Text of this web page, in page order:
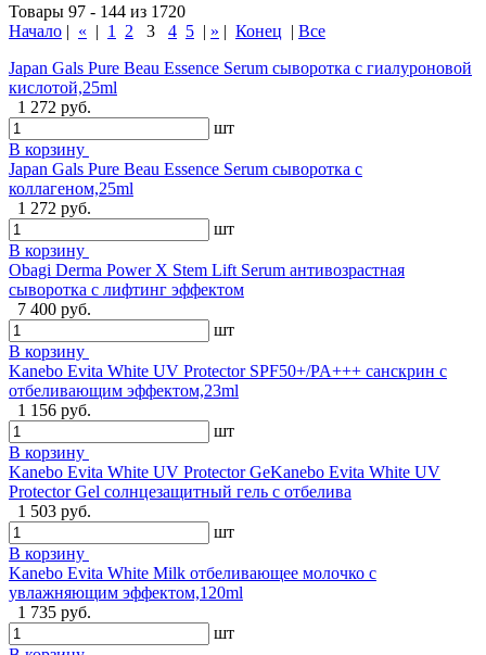
Товары 97 - 144 из 1720
Начало | « | 1 2 3 4 5 | » | Конец | Все
Japan Gals Pure Beau Essence Serum сыворотка с гиалуроновой
кислотой,25ml
1 272 руб.
шт
В корзину
Japan Gals Pure Beau Essence Serum сыворотка с
коллагеном,25ml
1 272 руб.
шт
В корзину
Obagi Derma Power X Stem Lift Serum антивозрастная
сыворотка с лифтинг эффектом
7 400 руб.
шт
В корзину
Kanebo Evita White UV Protector SPF50+/PA+++ санскрин с
отбеливающим эффектом,23ml
1 156 руб.
шт
В корзину
Kanebo Evita White UV Protector GeKanebo Evita White UV
Protector Gel солнцезащитный гель с отбелива
1 503 руб.
шт
В корзину
Kanebo Evita White Milk отбеливающее молочко с
увлажняющим эффектом,120ml
1 735 руб.
шт